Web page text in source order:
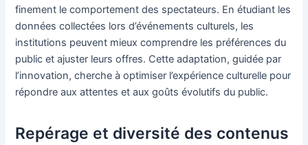
finement le comportement des spectateurs. En étudiant les
données collectées lors d’événements culturels, les
institutions peuvent mieux comprendre les préférences du
public et ajuster leurs offres. Cette adaptation, guidée par
l’innovation, cherche à optimiser l’expérience culturelle pour
répondre aux attentes et aux goûts évolutifs du public.
Repérage et diversité des contenus